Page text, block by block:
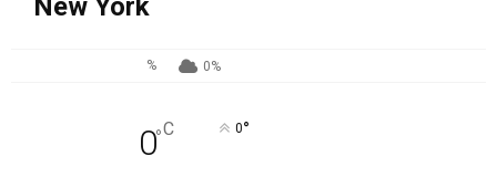
New York
% 0%
0°C 0°